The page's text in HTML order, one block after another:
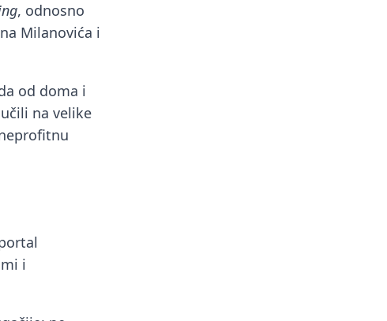
, odnosno
Milanovića i
od doma i
na velike
i